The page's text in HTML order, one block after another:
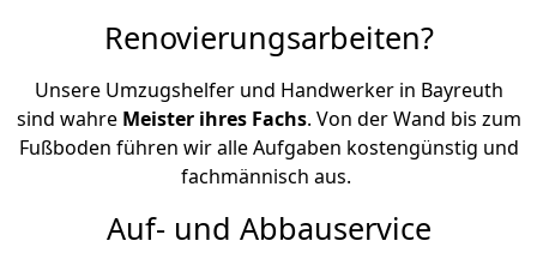
Renovierungsarbeiten?
Unsere Umzugshelfer und Handwerker in Bayreuth
sind wahre Meister ihres Fachs. Von der Wand bis zum
Fußboden führen wir alle Aufgaben kostengünstig und
fachmännisch aus.
Auf- und Abbauservice